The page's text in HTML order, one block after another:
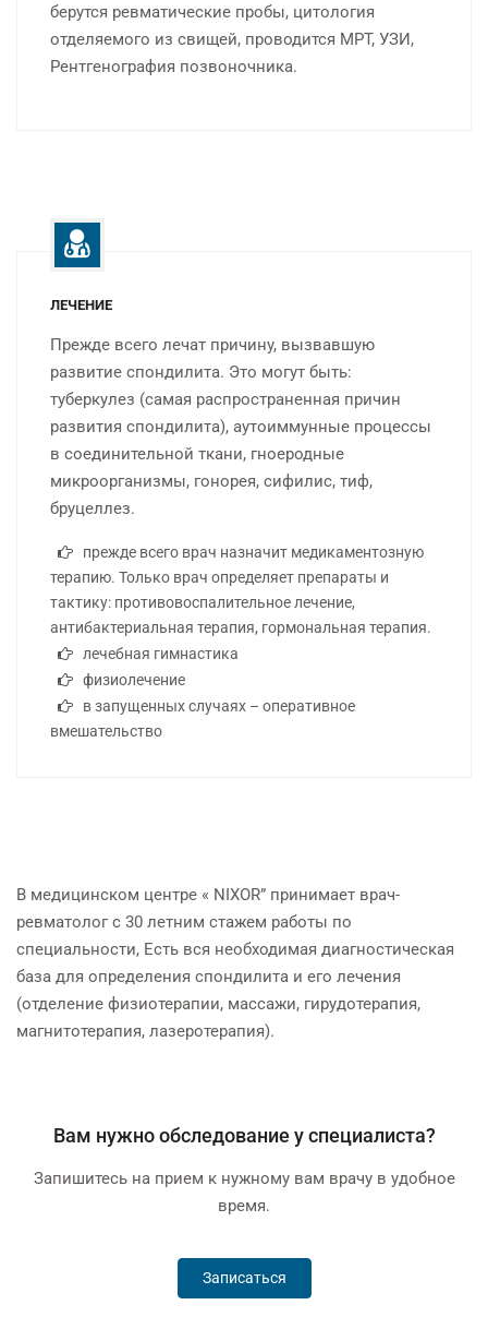
берутся ревматические пробы, цитология
отделяемого из свищей, проводится МРТ, УЗИ,
Рентгенография позвоночника.
ЛЕЧЕНИЕ
Прежде всего лечат причину, вызвавшую
развитие спондилита. Это могут быть:
туберкулез (самая распространенная причин
развития спондилита), аутоиммунные процессы
в соединительной ткани, гноеродные
микроорганизмы, гонорея, сифилис, тиф,
бруцеллез.
прежде всего врач назначит медикаментозную
терапию. Только врач определяет препараты и
тактику: противовоспалительное лечение,
антибактериальная терапия, гормональная терапия.
лечебная гимнастика
физиолечение
в запущенных случаях – оперативное
вмешательство
В медицинском центре « NIXOR” принимает врач-
ревматолог с 30 летним стажем работы по
специальности, Есть вся необходимая диагностическая
база для определения спондилита и его лечения
(отделение физиотерапии, массажи, гирудотерапия,
магнитотерапия, лазеротерапия).
Вам нужно обследование у специалиста?
Запишитесь на прием к нужному вам врачу в удобное
время.
Записаться